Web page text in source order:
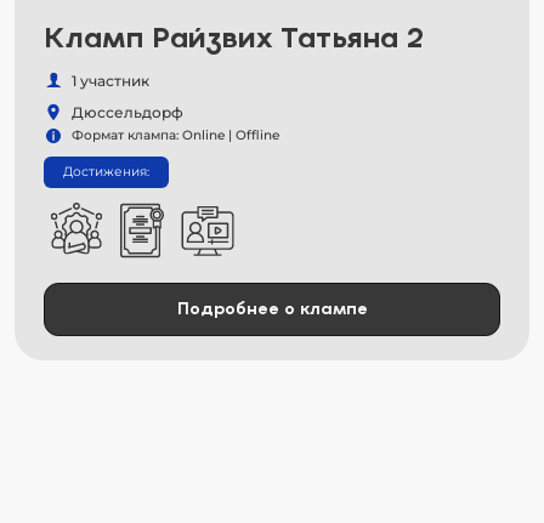
Кламп Райзвих Татьяна 2
1 участник
Дюссельдорф
Формат клампа: Online | Offline
Достижения:
Подробнее о клампе